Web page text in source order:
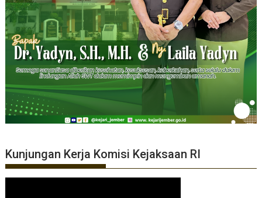
Kunjungan Kerja Komisi Kejaksaan RI